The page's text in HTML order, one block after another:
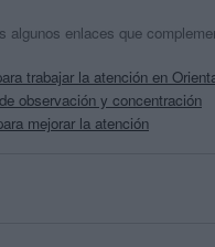
algunos enlaces que
trabajar la atención en
observación y concentración
mejorar la atención